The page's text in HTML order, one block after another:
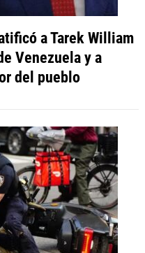
a Tarek William
Venezuela y a
del pueblo